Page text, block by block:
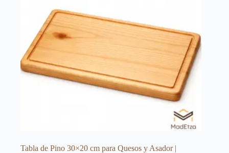
Tabla de Pino 30×20 cm para Quesos y Asador |